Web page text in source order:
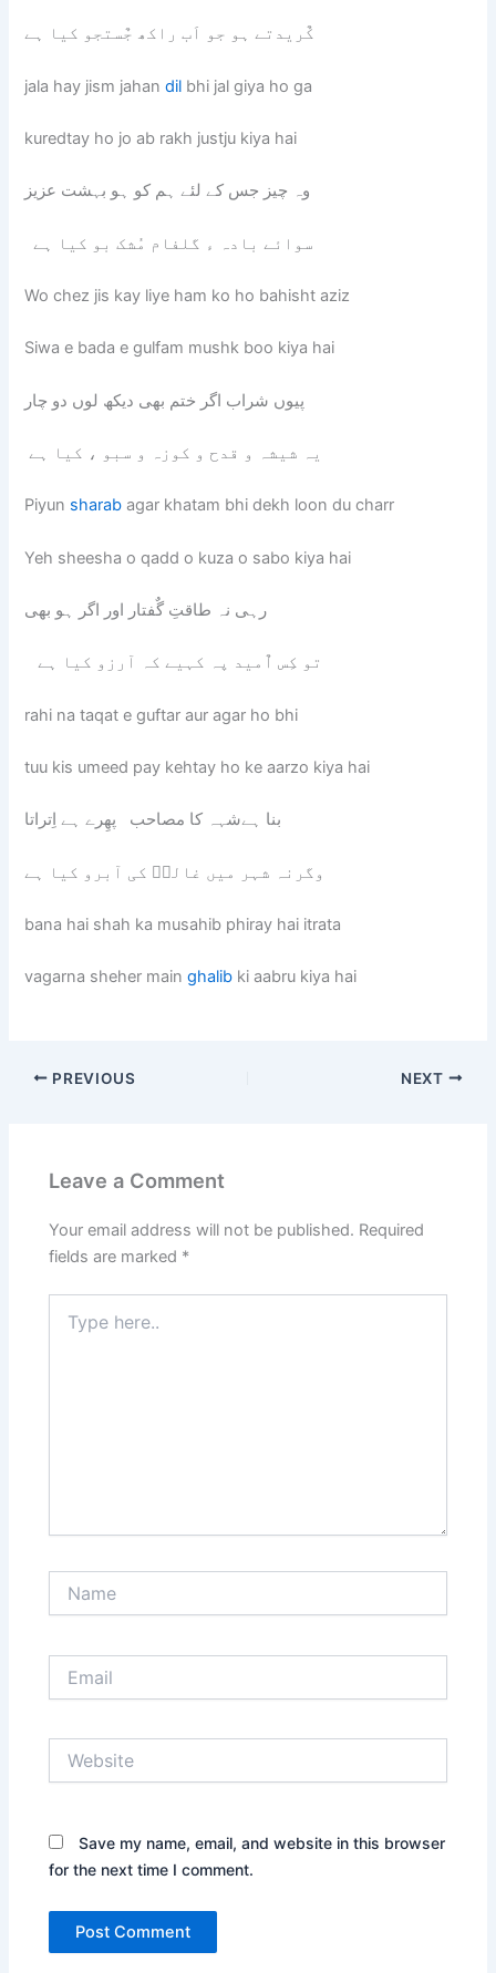
کٌریدتے ہو جو اَب راکھ جٌستجو کیا ہے
jala hay jism jahandil bhi jal giya ho ga
kuredtay ho jo ab rakh justju kiya hai
وہ چیز جس کے لئے ہم کو ہو بہشت عزیز
سوائے بادہ ء گلفام مُشک بو کیا ہے
Wo chez jis kay liye ham ko ho bahisht aziz
Siwa e bada e gulfam mushk boo kiya hai
یہ شیشہ و قدح و کوزہ و سبو ، کیا ہے
Piyun sharab agar khatam bhi dekh loon du charr
Yeh sheesha o qadd o kuza o sabo kiya hai
تو کِس اٌمید پہ کہیے کہ آرزو کیا ہے
rahi na taqat e guftar aur agar ho bhi
tuu kis umeed pay kehtay ho ke aarzo kiya hai
بنا ہےشہہ کا مصاحب پھِرے ہے اِتراتا
وگرنہ شہر میں غالبؔ کی آبرو کیا ہے
bana hai shah ka musahib phiray hai itrata
vagarna sheher mainghalib ki aabru kiya hai
PREVIOUS NEXT
Leave a Comment
Your email address will not be published. Required
fields are marked *
here..
Save my name, email, and website in this browser
for the next time I comment.